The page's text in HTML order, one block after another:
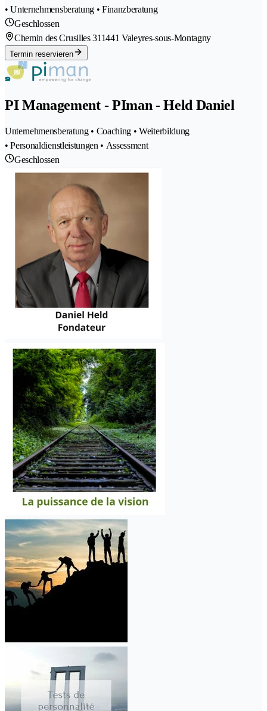
• Unternehmensberatung • Finanzberatung
Geschlossen
Chemin des Crusilles 311441 Valeyres-sous-Montagny
Termin reservieren
PI Management - PIman - Held Daniel
Unternehmensberatung • Coaching • Weiterbildung
• Personaldienstleistungen • Assessment
Geschlossen